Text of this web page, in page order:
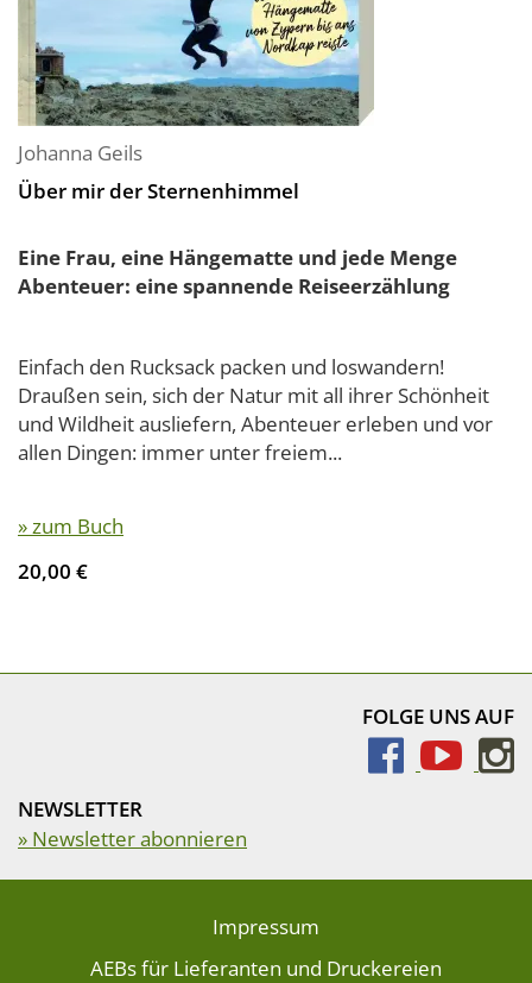
Johanna Geils
Über mir der Sternenhimmel
Eine Frau, eine Hängematte und jede Menge
Abenteuer: eine spannende Reiseerzählung
Einfach den Rucksack packen und loswandern!
Draußen sein, sich der Natur mit all ihrer Schönheit
und Wildheit ausliefern, Abenteuer erleben und vor
allen Dingen: immer unter freiem...
» zum Buch
20,00 €
FOLGE UNS AUF
NEWSLETTER
» Newsletter abonnieren
Impressum
AEBs für Lieferanten und Druckereien